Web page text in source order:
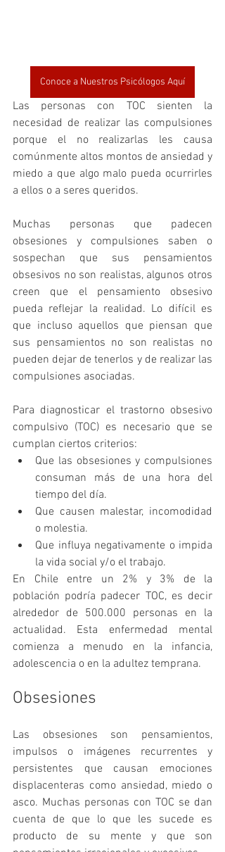
Conoce a Nuestros Psicólogos Aquí
Las personas con TOC sienten la
necesidad de realizar las compulsiones
porque el no realizarlas les causa
comúnmente altos montos de ansiedad y
miedo a que algo malo pueda ocurrirles
a ellos o a seres queridos.
Muchas personas que padecen
obsesiones y compulsiones saben o
sospechan que sus pensamientos
obsesivos no son realistas, algunos otros
creen que el pensamiento obsesivo
pueda reflejar la realidad. Lo difícil es
que incluso aquellos que piensan que
sus pensamientos no son realistas no
pueden dejar de tenerlos y de realizar las
compulsiones asociadas.
Para diagnosticar el trastorno obsesivo
compulsivo (TOC) es necesario que se
cumplan ciertos criterios:
Que las obsesiones y compulsiones
consuman más de una hora del
tiempo del día.
Que causen malestar, incomodidad
o molestia.
Que influya negativamente o impida
la vida social y/o el trabajo.
En Chile entre un 2% y 3% de la
población podría padecer TOC, es decir
alrededor de 500.000 personas en la
actualidad. Esta enfermedad mental
comienza a menudo en la infancia,
adolescencia o en la adultez temprana.
Obsesiones
Las obsesiones son pensamientos,
impulsos o imágenes recurrentes y
persistentes que causan emociones
displacenteras como ansiedad, miedo o
asco. Muchas personas con TOC se dan
cuenta de que lo que les sucede es
producto de su mente y que son